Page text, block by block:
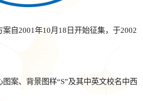
自2001年10月18日开始征集，于2002
案、背景图样“S”及其中英文校名中西